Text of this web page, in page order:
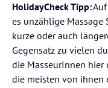
HolidayCheck Tipp:
es unzählige Massage
kurze oder auch
Gegensatz zu vielen
die MasseurInnen
die meisten von ihnen